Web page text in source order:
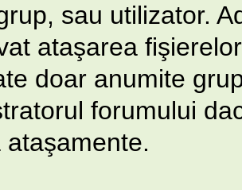
sau utilizator.
ataşarea
doar anumite
forumului
ataşamente.